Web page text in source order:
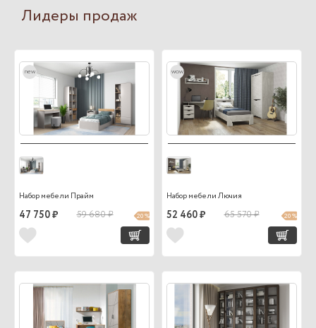
Лидеры продаж
new
Набор мебели Прайм
47 750 ₽ 59 680 ₽ 20 %
wow
Набор мебели Лючия
52 460 ₽ 65 570 ₽ 20 %